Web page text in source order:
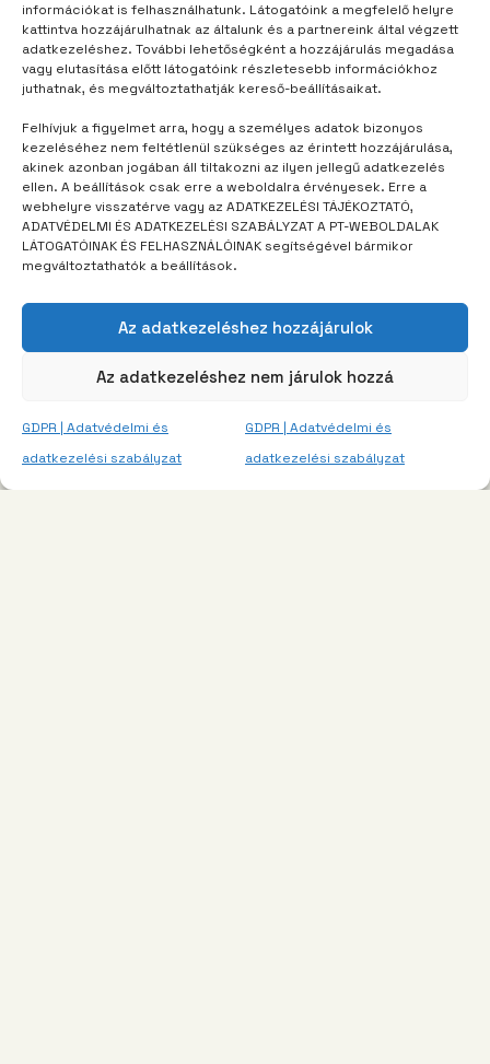
információkat is felhasználhatunk. Látogatóink a megfelelő helyre
kattintva hozzájárulhatnak az általunk és a partnereink által végzett
adatkezeléshez. További lehetőségként a hozzájárulás megadása
vagy elutasítása előtt látogatóink részletesebb információkhoz
juthatnak, és megváltoztathatják kereső-beállításaikat.
Felhívjuk a figyelmet arra, hogy a személyes adatok bizonyos
kezeléséhez nem feltétlenül szükséges az érintett hozzájárulása,
akinek azonban jogában áll tiltakozni az ilyen jellegű adatkezelés
ellen. A beállítások csak erre a weboldalra érvényesek. Erre a
webhelyre visszatérve vagy az ADATKEZELÉSI TÁJÉKOZTATÓ,
ADATVÉDELMI ÉS ADATKEZELÉSI SZABÁLYZAT A PT-WEBOLDALAK
LÁTOGATÓINAK ÉS FELHASZNÁLÓINAK segítségével bármikor
megváltoztathatók a beállítások.
Az adatkezeléshez hozzájárulok
Az adatkezeléshez nem járulok hozzá
GDPR | Adatvédelmi és
adatkezelési szabályzat
GDPR | Adatvédelmi és
adatkezelési szabályzat
TÁBORUNK 2 év telt el
Egy vödör vízzel ébredni